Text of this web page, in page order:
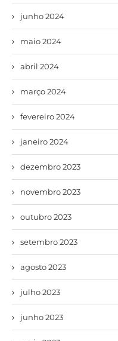
junho 2024
maio 2024
abril 2024
março 2024
fevereiro 2024
janeiro 2024
dezembro 2023
novembro 2023
outubro 2023
setembro 2023
agosto 2023
julho 2023
junho 2023